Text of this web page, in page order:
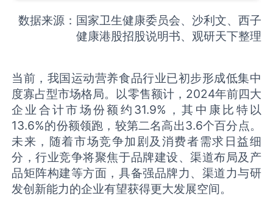
数据来源：国家卫生健康委员会、沙利文、西子
健康港股招股说明书、观研天下整理
当前，我国运动营养食品行业已初步形成低集中
度寡占型市场格局。以零售额计，2024年前四大
企业合计市场份额约31.9%，其中康比特以
13.6%的份额领跑，较第二名高出3.6个百分点。
未来，随着市场竞争加剧及消费者需求日益细
分，行业竞争将聚焦于品牌建设、渠道布局及产
品矩阵构建等方面，具备强品牌力、渠道力与研
发创新能力的企业有望获得更大发展空间。